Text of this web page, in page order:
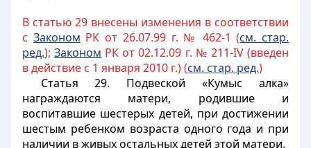
В статью 29 внесены изменения в соответствии
с Законом РК от 26.07.99 г. № 462-1 (см. стар.
ред.);Законом РК от 02.12.09 г. № 211-IV (введен
в действие с 1 января 2010 г.) (см. стар. ред.)
Статья 29.
Подвеской «Кумыс алка»
награждаются матери, родившие и
воспитавшие шестерых детей, при достижении
шестым ребенком возраста одного года и при
наличии в живых остальных детей этой матери.